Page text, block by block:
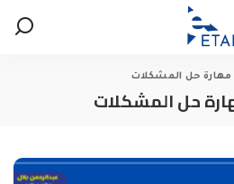
مهارة حل المشكلات
حل المشكلات